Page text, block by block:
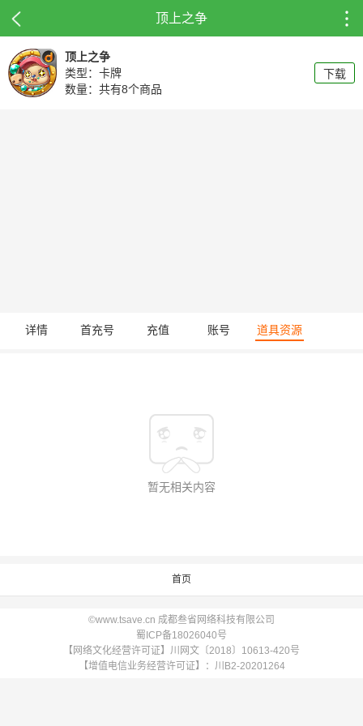
顶上之争
顶上之争
类型：卡牌
数量：共有8个商品
下载
详情 首充号 充值 账号 道具资源
暂无相关内容
首页
©www.tsave.cn 成都叁省网络科技有限公司
蜀ICP备18026040号
【网络文化经营许可证】川网文〔2018〕10613-420号
【增值电信业务经营许可证】：川B2-20201264